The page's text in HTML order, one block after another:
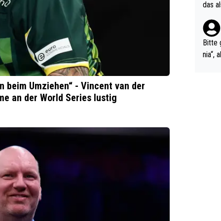
beim Umziehen“ - Vincent van der
an der World Series lustig
r
a.
das
Bitte
nia“,